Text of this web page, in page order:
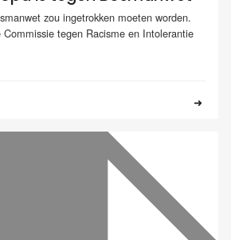
zou ingetrokken moeten worden.
tegen Racisme en Intolerantie